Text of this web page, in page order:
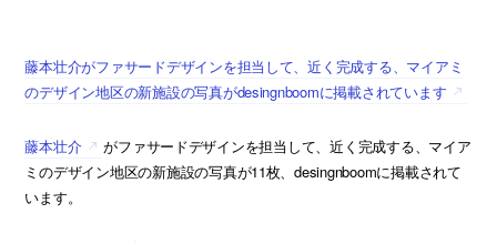
藤本壮介がファサードデザインを担当して、近く完成する、マイアミ
のデザイン地区の新施設の写真がdesingnboomに掲載されています
藤本壮介
がファサードデザインを担当して、近く完成する、マイア
ミのデザイン地区の新施設の写真が11枚、desingnboomに掲載されて
います。